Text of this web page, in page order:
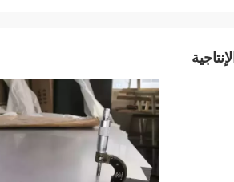
الإنتاجية